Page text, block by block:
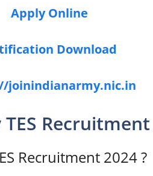
Apply Online
Download
joinindianarmy.nic.in
Recruitment 2024 ?